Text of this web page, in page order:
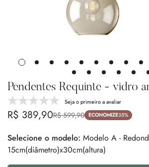
Pendentes Requinte - vidro
Seja o primeiro a avaliar
Preço
venda
R$ 389,90
Preço
R$ 599,90 ECONOMIZE35%
Selecione o modelo: Modelo A -
15cm(diâmetro)x30cm(altura)